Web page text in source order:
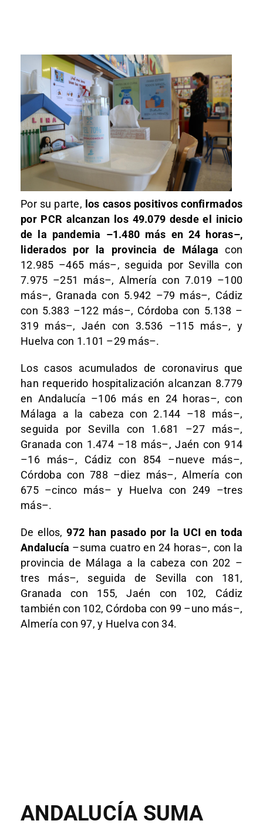
Por su parte, los casos positivos confirmados
por PCR alcanzan los 49.079 desde el inicio
de la pandemia –1.480 más en 24 horas–,
liderados por la provincia de Málaga con
12.985 –465 más–, seguida por Sevilla con
7.975 –251 más–, Almería con 7.019 –100
más–, Granada con 5.942 –79 más–, Cádiz
con 5.383 –122 más–, Córdoba con 5.138 –
319 más–, Jaén con 3.536 –115 más–, y
Huelva con 1.101 –29 más–.
Los casos acumulados de coronavirus que
han requerido hospitalización alcanzan 8.779
en Andalucía –106 más en 24 horas–, con
Málaga a la cabeza con 2.144 –18 más–,
seguida por Sevilla con 1.681 –27 más–,
Granada con 1.474 –18 más–, Jaén con 914
–16 más–, Cádiz con 854 –nueve más–,
Córdoba con 788 –diez más–, Almería con
675 –cinco más– y Huelva con 249 –tres
más–.
De ellos,972 han pasado por la UCI en toda
Andalucía –suma cuatro en 24 horas–, con la
provincia de Málaga a la cabeza con 202 –
tres más–, seguida de Sevilla con 181,
Granada con 155, Jaén con 102, Cádiz
también con 102, Córdoba con 99 –uno más–,
Almería con 97, y Huelva con 34.
ANDALUCÍA SUMA